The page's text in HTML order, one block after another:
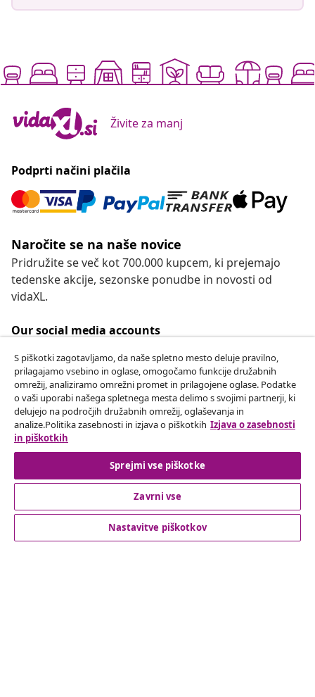
Živite za manj
Podprti načini plačila
Naročite se na naše novice
Pridružite se več kot 700.000 kupcem, ki prejemajo
tedenske akcije, sezonske ponudbe in novosti od
vidaXL.
Our social media accounts
Odstop od pogodbe
Oddaj zahtevek za odstop od naročila.
Odstop od pogodbe
Podpora za stranke
S piškotki zagotavljamo, da naše spletno mesto deluje pravilno,
prilagajamo vsebino in oglase, omogočamo funkcije družabnih
omrežij, analiziramo omrežni promet in prilagojene oglase. Podatke
o vaši uporabi našega spletnega mesta delimo s svojimi partnerji, ki
delujejo na področjih družabnih omrežij, oglaševanja in
analize.Politika zasebnosti in izjava o piškotkih Izjava o zasebnosti
in piškotkih
Sprejmi vse piškotke
Zavrni vse
Nastavitve piškotkov